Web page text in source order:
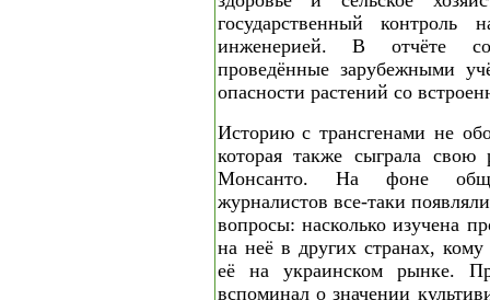
государственный контроль
инженерией. В отчёте
проведённые зарубежными
опасности растений со
Историю с трансгенами не
которая также сыграла
Монсанто. На фоне
журналистов все-таки
вопросы: насколько изучена
на неё в других странах, кому
её на украинском рынке.
вспоминал о значении